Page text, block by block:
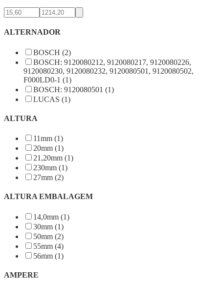
ALTERNADOR
BOSCH (2)
BOSCH: 9120080212, 9120080217, 9120080226,
9120080230, 9120080232, 9120080501, 9120080502,
F000LD0-1 (1)
BOSCH: 9120080501 (1)
LUCAS (1)
ALTURA
11mm (1)
20mm (1)
21,20mm (1)
230mm (1)
27mm (2)
ALTURA EMBALAGEM
14,0mm (1)
30mm (1)
50mm (2)
55mm (4)
56mm (1)
AMPERE